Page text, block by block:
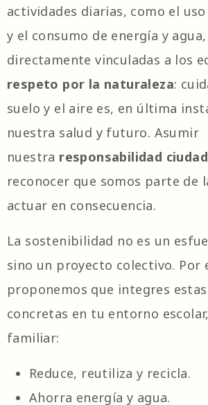
actividades diarias, como el
y el consumo de energía y
directamente vinculadas a los
respeto por la naturaleza:
suelo y el aire es, en última
nuestra salud y futuro. Asumir
nuestra responsabilidad
reconocer que somos parte de
actuar en consecuencia.
La sostenibilidad no es un
sino un proyecto colectivo. Por
proponemos que integres
concretas en tu entorno
familiar:
Reduce, reutiliza y recicla.
Ahorra energía y agua.